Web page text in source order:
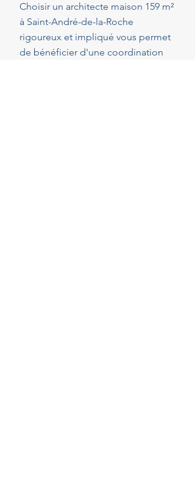
Choisir un architecte maison 159 m²
à Saint-André-de-la-Roche
rigoureux et impliqué vous permet
de bénéficier d'une coordination